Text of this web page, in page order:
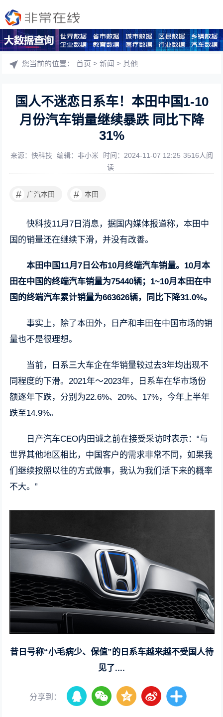
您当前的位置：首页 >新闻 >其他
国人不迷恋日系车！本田中国1-10
月份汽车销量继续暴跌 同比下降
31%
来源：快科技 编辑：非小米 时间：2024-11-07 12:25 3516人阅
读
# 广汽本田 # 本田
快科技11月7日消息，据国内媒体报道称，本田中
国的销量还在继续下滑，并没有改善。
本田中国11月7日公布10月终端汽车销量。10月本
田在中国的终端汽车销量为75440辆；1~10月本田在中
国的终端汽车累计销量为663626辆，同比下降31.0%。
事实上，除了本田外，日产和丰田在中国市场的销
量也不是很理想。
当前，日系三大车企在华销量较过去3年均出现不
同程度的下滑。2021年～2023年，日系车在华市场份
额逐年下跌，分别为22.6%、20%、17%，今年上半年
跌至14.9%。
日产汽车CEO内田诚之前在接受采访时表示：“与
世界其他地区相比，中国客户的需求非常不同，如果我
们继续按照以往的方式做事，我认为我们活下来的概率
不大。”
昔日号称“小毛病少、保值”的日系车越来越不受国人待
见了....
分享到：